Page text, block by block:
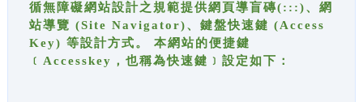
循無障礙網站設計之規範提供網頁導盲磚(:::)、網
站導覽 (Site Navigator)、鍵盤快速鍵 (Access
Key) 等設計方式。 本網站的便捷鍵
﹝Accesskey，也稱為快速鍵﹞設定如下：